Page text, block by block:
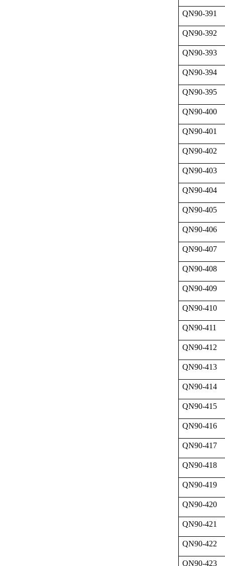
QN90-391
QN90-392
QN90-393
QN90-394
QN90-395
QN90-400
QN90-401
QN90-402
QN90-403
QN90-404
QN90-405
QN90-406
QN90-407
QN90-408
QN90-409
QN90-410
QN90-411
QN90-412
QN90-413
QN90-414
QN90-415
QN90-416
QN90-417
QN90-418
QN90-419
QN90-420
QN90-421
QN90-422
QN90-423